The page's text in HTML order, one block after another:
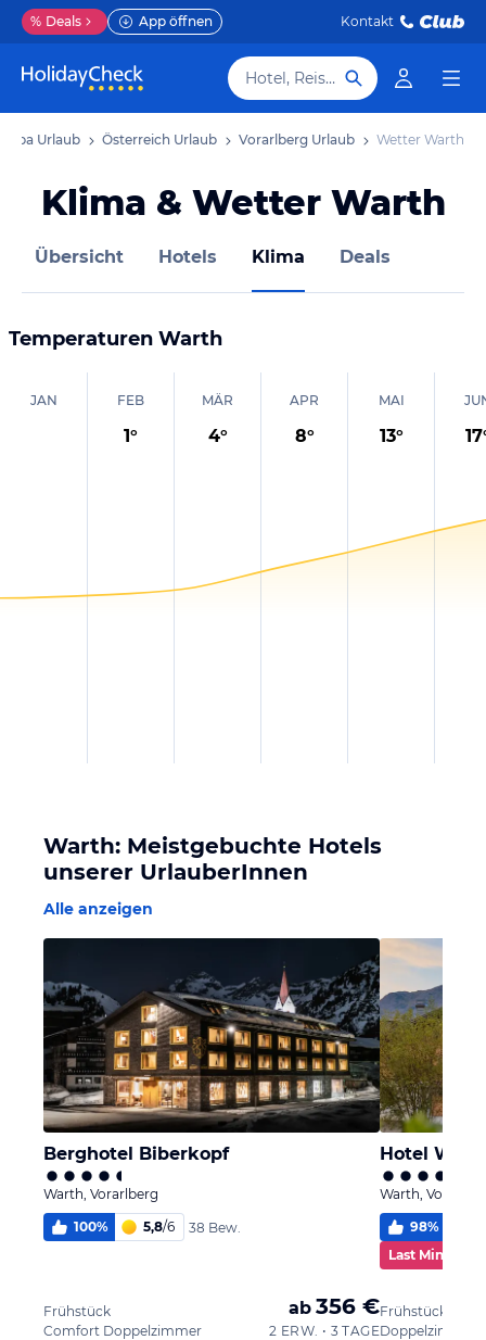
% Deals App öffnen Kontakt
Hotel, Reiseziel
Urlaub Österreich Urlaub Vorarlberg Urlaub Wetter Warth
Klima & Wetter Warth
Übersicht Hotels Klima Deals
Temperaturen Warth
JAN FEB
1°
MÄR
4°
APR
8°
MAI
13° 17
Warth: Meistgebuchte Hotels
unserer UrlauberInnen
Alle anzeigen
Berghotel Biberkopf
Warth, Vorarlberg
100% 5,8/6 38 Bew.
Frühstück
Comfort Doppelzimmer
ab 356 €
2 ERW. • 3 TAGE
Hotel
Warth,
98%
Last Minute
Frühstück
Doppelzimmer